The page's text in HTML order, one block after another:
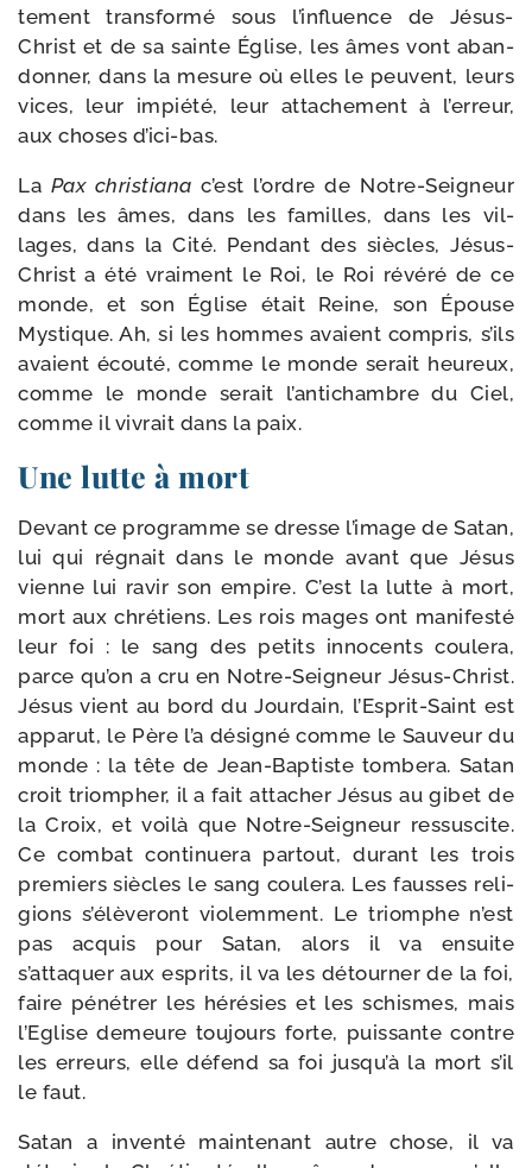
te­ment trans­for­mé sous l’influence de Jésus-​
Christ et de sa sainte Église, les âmes vont aban­
don­ner, dans la mesure où elles le peuvent, leurs
vices, leur impié­té, leur atta­che­ment à l’erreur,
aux choses d’ici-bas.
La Pax chris­tia­na c’est l’ordre de Notre-​Seigneur
dans les âmes, dans les familles, dans les vil­
lages, dans la Cité. Pendant des siècles, Jésus-​
Christ a été vrai­ment le Roi, le Roi révé­ré de ce
monde, et son Église était Reine, son Épouse
Mystique. Ah, si les hommes avaient com­pris, s’ils
avaient écou­té, comme le monde serait heu­reux,
comme le monde serait l’antichambre du Ciel,
comme il vivrait dans la paix.
Une lutte à mort
Devant ce pro­gramme se dresse l’image de Satan,
lui qui régnait dans le monde avant que Jésus
vienne lui ravir son empire. C’est la lutte à mort,
mort aux chré­tiens. Les rois mages ont mani­fes­té
leur foi : le sang des petits inno­cents cou­le­ra,
parce qu’on a cru en Notre-​Seigneur Jésus-​Christ.
Jésus vient au bord du Jourdain, l’Esprit-Saint est
appa­rut, le Père l’a dési­gné comme le Sauveur du
monde : la tête de Jean-​Baptiste tom­be­ra. Satan
croit triom­pher, il a fait atta­cher Jésus au gibet de
la Croix, et voi­là que Notre-​Seigneur res­sus­cite.
Ce com­bat conti­nue­ra par­tout, durant les trois
pre­miers siècles le sang cou­le­ra. Les fausses reli­
gions s’élèveront vio­lem­ment. Le triomphe n’est
pas acquis pour Satan, alors il va ensuite
s’attaquer aux esprits, il va les détour­ner de la foi,
faire péné­trer les héré­sies et les schismes, mais
l’Eglise demeure tou­jours forte, puis­sante contre
les erreurs, elle défend sa foi jusqu’à la mort s’il
le faut.
Satan a inven­té main­te­nant autre chose, il va